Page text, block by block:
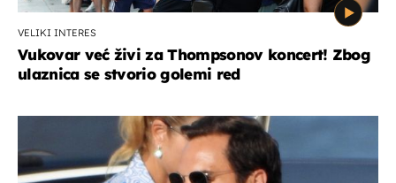
VELIKI INTERES
Vukovar već živi za Thompsonov koncert! Zbog
ulaznica se stvorio golemi red